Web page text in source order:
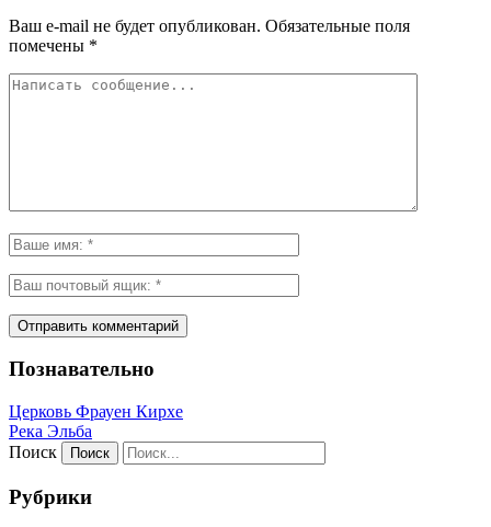
Ваш e-mail не будет опубликован. Обязательные поля
помечены *
Познавательно
Церковь Фрауен Кирхе
Река Эльба
Поиск
Рубрики